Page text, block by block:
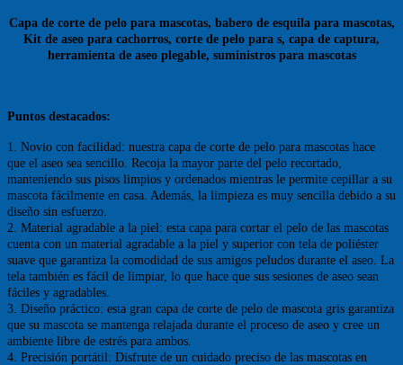
Capa de corte de pelo para mascotas, babero de esquila para mascotas,
Kit de aseo para cachorros, corte de pelo para s, capa de captura,
herramienta de aseo plegable, suministros para mascotas
Puntos destacados:
1. Novio con facilidad: nuestra capa de corte de pelo para mascotas hace
que el aseo sea sencillo. Recoja la mayor parte del pelo recortado,
manteniendo sus pisos limpios y ordenados mientras le permite cepillar a su
mascota fácilmente en casa. Además, la limpieza es muy sencilla debido a su
diseño sin esfuerzo.
2. Material agradable a la piel: esta capa para cortar el pelo de las mascotas
cuenta con un material agradable a la piel y superior con tela de poliéster
suave que garantiza la comodidad de sus amigos peludos durante el aseo. La
tela también es fácil de limpiar, lo que hace que sus sesiones de aseo sean
fáciles y agradables.
3. Diseño práctico: esta gran capa de corte de pelo de mascota gris garantiza
que su mascota se mantenga relajada durante el proceso de aseo y cree un
ambiente libre de estrés para ambos.
4. Precisión portátil: Disfrute de un cuidado preciso de las mascotas en